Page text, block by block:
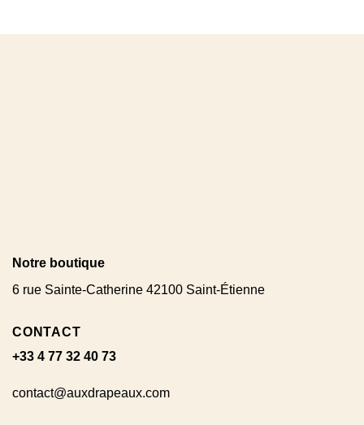
Notre boutique
6 rue Sainte-Catherine 42100 Saint-Étienne
CONTACT
+33 4 77 32 40 73
contact@auxdrapeaux.com